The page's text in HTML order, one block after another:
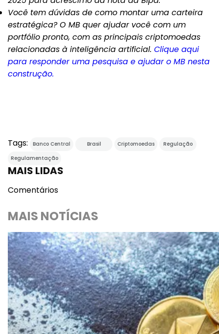
Você tem dúvidas de como montar uma carteira
estratégica? O MB quer ajudar você com um
portfólio pronto, com as principais criptomoedas
relacionadas à inteligência artificial. Clique aqui
para responder uma pesquisa e ajudar o MB nesta
construção.
Tags: Banco Central Brasil Criptomoedas
Regulação
Regulamentação
MAIS LIDAS
Comentários
MAIS NOTÍCIAS